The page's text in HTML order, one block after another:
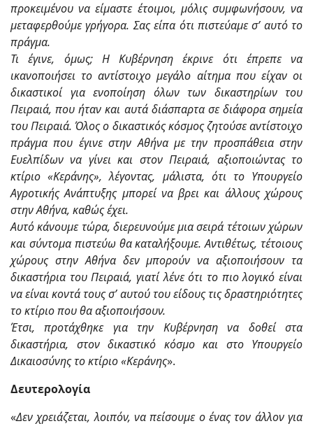
προκειμένου να είμαστε έτοιμοι, μόλις συμφωνήσουν, να
μεταφερθούμε γρήγορα. Σας είπα ότι πιστεύαμε σ’ αυτό το
πράγμα.
Τι έγινε, όμως; Η Κυβέρνηση έκρινε ότι έπρεπε να
ικανοποιήσει το αντίστοιχο μεγάλο αίτημα που είχαν οι
δικαστικοί για ενοποίηση όλων των δικαστηρίων του
Πειραιά, που ήταν και αυτά διάσπαρτα σε διάφορα σημεία
του Πειραιά. Όλος ο δικαστικός κόσμος ζητούσε αντίστοιχο
πράγμα που έγινε στην Αθήνα με την προσπάθεια στην
Ευελπίδων να γίνει και στον Πειραιά, αξιοποιώντας το
κτίριο «Κεράνης», λέγοντας, μάλιστα, ότι το Υπουργείο
Αγροτικής Ανάπτυξης μπορεί να βρει και άλλους χώρους
στην Αθήνα, καθώς έχει.
Αυτό κάνουμε τώρα, διερευνούμε μια σειρά τέτοιων χώρων
και σύντομα πιστεύω θα καταλήξουμε. Αντιθέτως, τέτοιους
χώρους στην Αθήνα δεν μπορούν να αξιοποιήσουν τα
δικαστήρια του Πειραιά, γιατί λένε ότι το πιο λογικό είναι
να είναι κοντά τους σ’ αυτού του είδους τις δραστηριότητες
το κτίριο που θα αξιοποιήσουν.
Έτσι, προτάχθηκε για την Κυβέρνηση να δοθεί στα
δικαστήρια, στον δικαστικό κόσμο και στο Υπουργείο
Δικαιοσύνης το κτίριο «Κεράνης».
Δευτερολογία
«Δεν χρειάζεται, λοιπόν, να πείσουμε ο ένας τον άλλον για